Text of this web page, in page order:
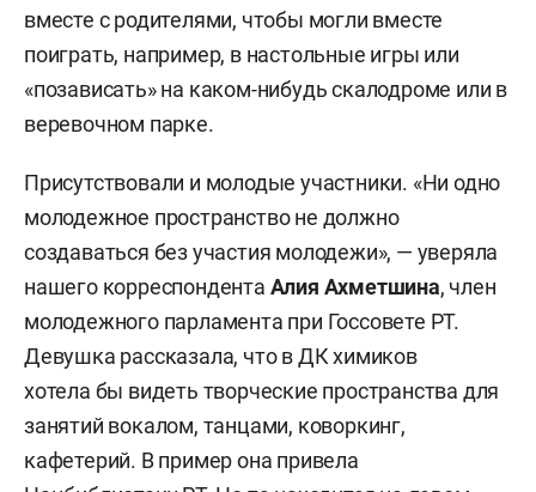
вместе с родителями, чтобы могли вместе
поиграть, например, в настольные игры или
«позависать» на каком-нибудь скалодроме или в
веревочном парке.
Присутствовали и молодые участники. «Ни одно
молодежное пространство не должно
создаваться без участия молодежи», — уверяла
нашего корреспондента Алия Ахметшина, член
молодежного парламента при Госсовете РТ.
Девушка рассказала, что в ДК химиков
хотела бы видеть творческие пространства для
занятий вокалом, танцами, коворкинг,
кафетерий. В пример она привела